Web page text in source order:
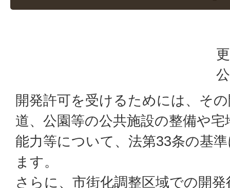
開発許可を受けるためには、そ
道、公園等の公共施設の整備や
能力等について、法第33条の基
ます。
さらに、市街化調整区域での開